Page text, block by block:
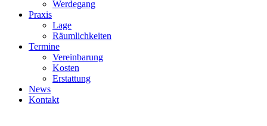
Werdegang
Praxis
Lage
Räumlichkeiten
Termine
Vereinbarung
Kosten
Erstattung
News
Kontakt